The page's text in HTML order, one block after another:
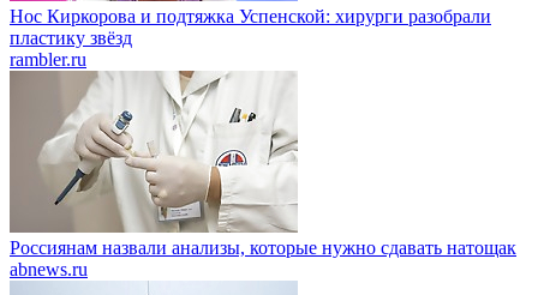
Нос Киркорова и подтяжка Успенской: хирурги разобрали
пластику звёзд
rambler.ru
Россиянам назвали анализы, которые нужно сдавать натощак
abnews.ru